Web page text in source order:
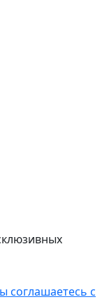
соглашаетесь с